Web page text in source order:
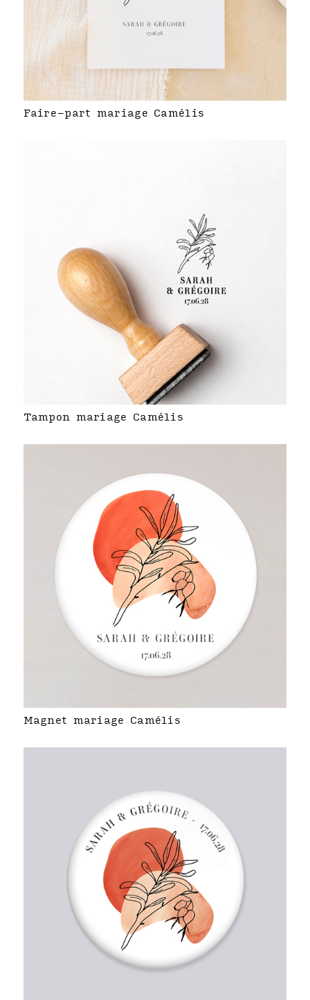
Faire-part mariage Camélis
Tampon mariage Camélis
Magnet mariage Camélis